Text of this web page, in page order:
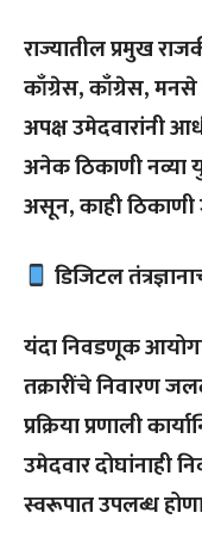
राज्यातील प्रमुख
काँग्रेस, काँग्रेस,
अपक्ष उमेदवारांनी
अनेक ठिकाणी नव्या
असून, काही ठिकाणी
डिजिटल
यंदा निवडणूक
तक्रारींचे निवारण
प्रक्रिया प्रणाली
उमेदवार दोघांनाही
स्वरूपात उपलब्ध